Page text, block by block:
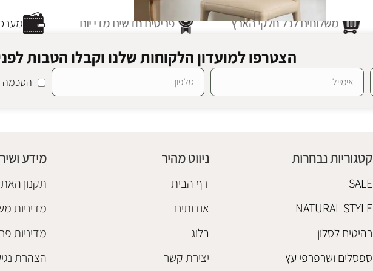
כסא אוכל פרדריק בז'
הוספה לסל
פריטים חדשים מדי יום משלוחים לכל חלקי הארץ
הצטרפו למועדון הלקוחות שלנו וקבלו הטבות
הסכמה
קטגוריות נבחרות
SALE
NATURAL STYLE
רהיטים לסלון
ספסלים ושרפרפי עץ
ניווט מהיר
דף הבית
אודותינו
בלוג
יצירת קשר
מידע
תקנון
מדיניות
מדיניות
הצהרת